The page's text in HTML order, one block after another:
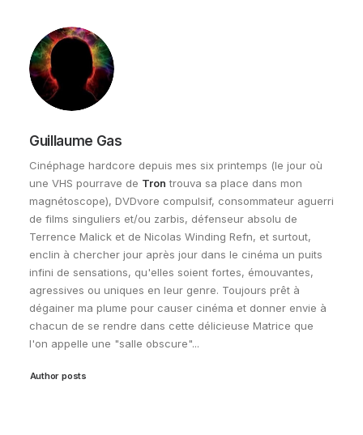
Guillaume Gas
Cinéphage hardcore depuis mes six printemps (le jour où
une VHS pourrave de Tron trouva sa place dans mon
magnétoscope), DVDvore compulsif, consommateur aguerri
de films singuliers et/ou zarbis, défenseur absolu de
Terrence Malick et de Nicolas Winding Refn, et surtout,
enclin à chercher jour après jour dans le cinéma un puits
infini de sensations, qu'elles soient fortes, émouvantes,
agressives ou uniques en leur genre. Toujours prêt à
dégainer ma plume pour causer cinéma et donner envie à
chacun de se rendre dans cette délicieuse Matrice que
l'on appelle une "salle obscure"...
Author posts